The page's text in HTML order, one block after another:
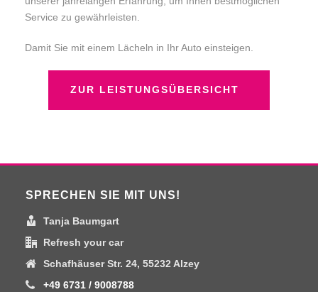
Service zu gewährleisten.
Damit Sie mit einem Lächeln in Ihr Auto einsteigen.
ZUR LEISTUNGSÜBERSICHT
SPRECHEN SIE MIT UNS!
Tanja Baumgart
Refresh your car
Schafhäuser Str. 24, 55232 Alzey
+49 6731 / 9008788